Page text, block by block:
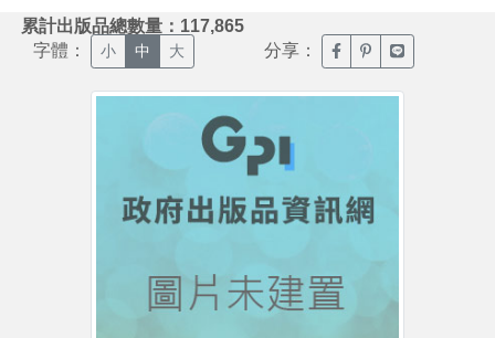
累計出版品總數量：117,865
字體： 小 中 大 分享： 臉書分享(另開新視窗)
噗浪分享(另開新
Line分享(另